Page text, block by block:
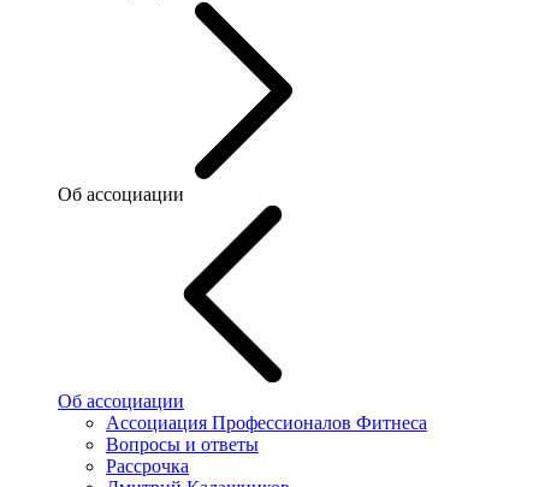
Об ассоциации
Об ассоциации
Ассоциация Профессионалов Фитнеса
Вопросы и ответы
Рассрочка